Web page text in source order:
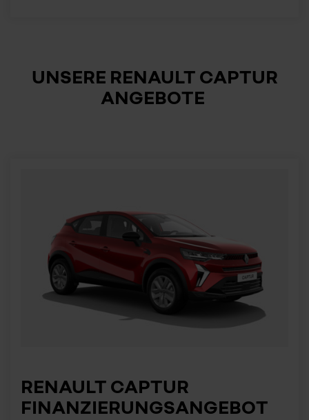
UNSERE RENAULT CAPTUR
ANGEBOTE
RENAULT CAPTUR
FINANZIERUNGSANGEBOT